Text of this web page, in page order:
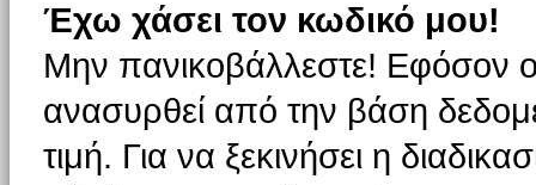
Έχω χάσει τον κωδικό μου!
Μην πανικοβάλλεστε! Εφόσον
ανασυρθεί από την βάση
τιμή. Για να ξεκινήσει η